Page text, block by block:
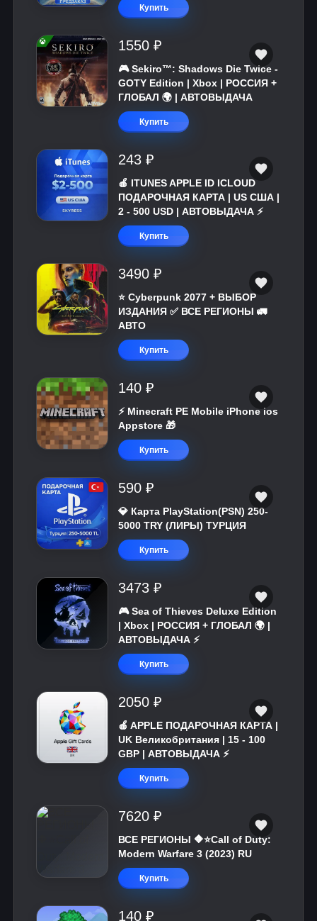
Купить
1550 ₽
🎮 Sekiro™: Shadows Die Twice -
GOTY Edition | Xbox | РОССИЯ +
ГЛОБАЛ 🌍 | АВТОВЫДАЧА
Купить
243 ₽
🍎 ITUNES APPLE ID ICLOUD
ПОДАРОЧНАЯ КАРТА | US США |
2 - 500 USD | АВТОВЫДАЧА ⚡️
Купить
3490 ₽
⭐ Cyberpunk 2077 + ВЫБОР
ИЗДАНИЯ ✅ ВСЕ РЕГИОНЫ 🚛
АВТО
Купить
140 ₽
⚡️ Minecraft PE Mobile iPhone ios
Appstore 🎁
Купить
590 ₽
💎 Карта PlayStation(PSN) 250-
5000 TRY (ЛИРЫ) ТУРЦИЯ
Купить
3473 ₽
🎮 Sea of Thieves Deluxe Edition
| Xbox | РОССИЯ + ГЛОБАЛ 🌍 |
АВТОВЫДАЧА ⚡
Купить
2050 ₽
🍎 APPLE ПОДАРОЧНАЯ КАРТА |
UK Великобритания | 15 - 100
GBP | АВТОВЫДАЧА ⚡️
Купить
7620 ₽
ВСЕ РЕГИОНЫ 🔶⭐Call of Duty:
Modern Warfare 3 (2023) RU
Купить
140 ₽